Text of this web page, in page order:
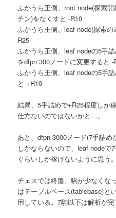
移
動
ふかうら王側、root node(探索
チン)をなくすと -R10
ふかうら王側、leaf node(探索
R25
ふかうら王側、leaf nodeの5手
をdfpn 300ノードに変更すると
ふかうら王側、leaf nodeの5手
と +R10
結局、5手詰めで+R25程度しか
仕方ないのではないかと…。
あと、dfpn 3000ノード(7手詰
しかならないので、leaf nodeで
ぐらいしか稼げないように思う。
チェスでは終盤、駒が少なくな
はテーブルベース(tablebase)と
用している。7駒以下は解析が完